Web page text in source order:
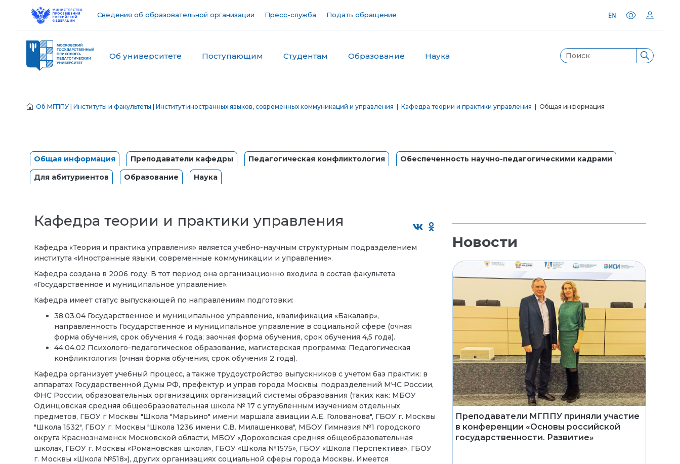
Сведения об образовательной организации Пресс-служба Подать обращение
Об университете Поступающим Студентам Образование Наука
Об МГППУ Институты и факультеты Институт иностранных языков, современных коммуникаций и управления Кафедра теории и практики управления | Общая информация
Общая информация Преподаватели кафедры Педагогическая конфликтология
Обеспеченность научно-педагогическими кадрами
Для абитуриентов
Образование Наука
Кафедра теории и практики управления
Кафедра «Теория и практика управления» является учебно-научным структурным подразделением
института «Иностранные языки, современные коммуникации и управление».
Кафедра создана в 2006 году. В тот период она организационно входила в состав факультета
«Государственное и муниципальное управление».
Кафедра имеет статус выпускающей по направлениям подготовки:
38.03.04 Государственное и муниципальное управление, квалификация «Бакалавр»,
направленность Государственное и муниципальное управление в социальной сфере (очная
форма обучения, срок обучения 4 года; заочная форма обучения, срок обучения 4,5 года).
44.04.02 Психолого-педагогическое образование, магистерская программа: Педагогическая
конфликтология (очная форма обучения, срок обучения 2 года).
Кафедра организует учебный процесс, а также трудоустройство выпускников с учетом баз практик: в
аппаратах Государственной Думы РФ, префектур и управ города Москвы, подразделений МЧС России,
ФНС России, образовательных организациях организаций системы образования (таких как: МБОУ
Одинцовская средняя общеобразовательная школа № 17 с углубленным изучением отдельных
предметов, ГБОУ г Москвы "Школа "Марьино" имени маршала авиации А.Е. Голованова", ГБОУ г. Москвы
"Школа 1532", ГБОУ г. Москвы "Школа 1236 имени С.В. Милашенкова", МБОУ Гимназия №1 городского
округа Краснознаменск Московской области, МБОУ «Дороховская средняя общеобразовательная
школа», ГБОУ г. Москвы «Романовская школа», ГБОУ «Школа №1575», ГБОУ «Школа Перспектива», ГБОУ
г. Москвы «Школа №518»), других организациях социальной сферы города Москвы. Имеется
Новости
Преподаватели МГППУ приняли участие
в конференции «Основы российской
государственности. Развитие»